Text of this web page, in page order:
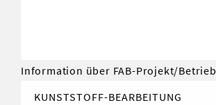
Information über FAB-Projekt/Betrieb